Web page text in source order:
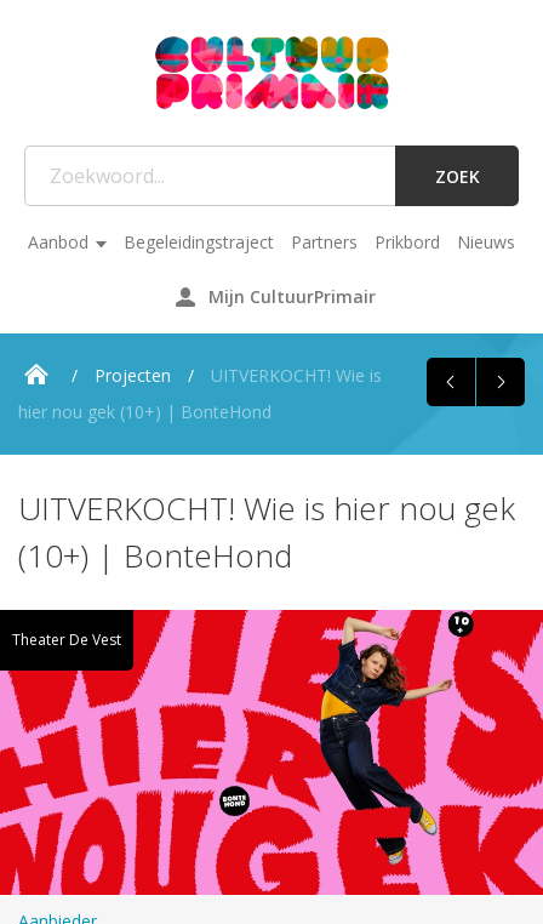
ZOEK
Aanbod Begeleidingstraject Partners Prikbord Nieuws
Mijn CultuurPrimair
Projecten
UITVERKOCHT! Wie is
hier nou gek (10+) | BonteHond
UITVERKOCHT! Wie is hier nou gek
(10+) | BonteHond
Theater De Vest